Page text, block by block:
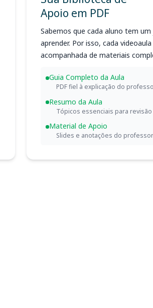
Apoio em PDF
Sabemos que cada aluno tem
aprender. Por isso, cada videoaula
acompanhada de materiais
Guia Completo da Aula
PDF fiel à explicação do
Resumo da Aula
Tópicos essenciais para
Material de Apoio
Slides e anotações do professor